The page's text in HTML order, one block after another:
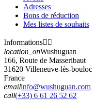
Adresses
Bons de réduction
Mes listes de souhaits
Informations 
location_onWushuguan
166, Route de Masseribaut
31620 Villeneuve-lès-bouloc
France
emailinfo@wushuguan.com
call(+33) 6 61 26 52 62